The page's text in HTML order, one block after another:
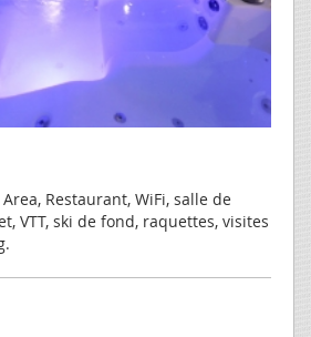
Restaurant, WiFi, salle de
VTT, ski de fond, raquettes, visites